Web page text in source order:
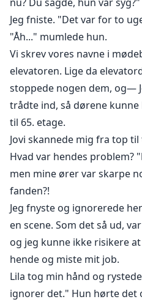
Jeg fniste. "Det var for to
"Åh..." mumlede hun.
Vi skrev vores navne i
elevatoren. Lige da
stoppede nogen dem, og—
trådte ind, så dørene
til 65. etage.
Jovi skannede mig fra top
Hvad var hendes problem?
men mine ører var skarpe
fanden?!
Jeg fnyste og ignorerede
en scene. Som det så ud,
og jeg kunne ikke risikere
hende og miste mit job.
Lila tog min hånd og
ignorer det." Hun hørte det